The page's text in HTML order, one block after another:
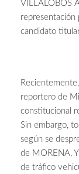
VILLALOBOS
representación
candidato
reportero de
constitucional
Sin embargo,
según se
de MORENA,
de tráfico